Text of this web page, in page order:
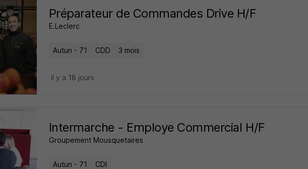
Préparateur de Commandes Drive H/F
E.Leclerc
Autun - 71 CDD 3 mois
il y a 18 jours
Intermarche - Employe Commercial H/F
Groupement Mousquetaires
Autun - 71 CDI